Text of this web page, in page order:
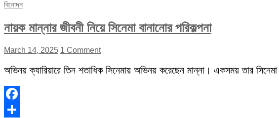
বিনোদন
নায়ক মান্নার জীবনী নিয়ে সিনেমা বানানোর পরিকল্পনা
March 14, 2025 1 Comment
অভিনয় ক্যারিয়ারে তিন শতাধিক সিনেমায় অভিনয় করেছেন মান্না। একসময় তার
Facebook